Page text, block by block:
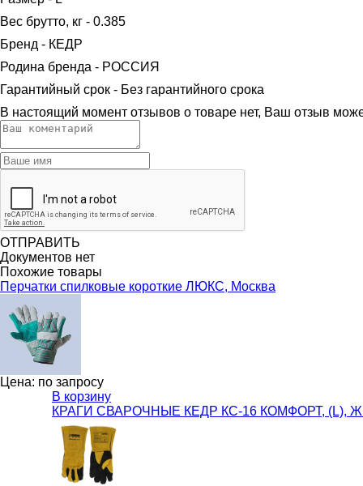
Вес брутто, кг - 0.385
Бренд - КЕДР
Родина бренда - РОССИЯ
Гарантийный срок - Без гарантийного срока
В настоящий момент отзывов о товаре нет, Ваш отзыв
ОТПРАВИТЬ
Документов нет
Похожие товары
Перчатки спилковые короткие ЛЮКС, Москва
Цена: по запросу
В корзину
КРАГИ СВАРОЧНЫЕ КЕДР КС-16 КОМФОРТ, (L),